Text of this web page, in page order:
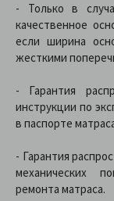
- Только в
качественное
если ширина
жесткими
- Гарантия
инструкции по
в паспорте
- Гарантия
механических
ремонта матраса.